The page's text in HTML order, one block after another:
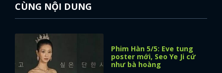
CÙNG NỘI DUNG
Phim Hàn 5/5: Eve tung
poster mới, Seo Ye Ji cứ
như bà hoàng